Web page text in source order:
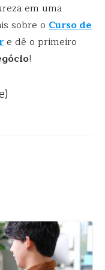
em uma
sobre o Curso de
e dê o primeiro
!